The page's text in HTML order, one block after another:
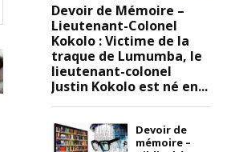
Devoir de Mémoire –
Lieutenant-Colonel
Kokolo : Victime de la
traque de Lumumba, le
lieutenant-colonel
Justin Kokolo est né en...
Devoir de
mémoire –